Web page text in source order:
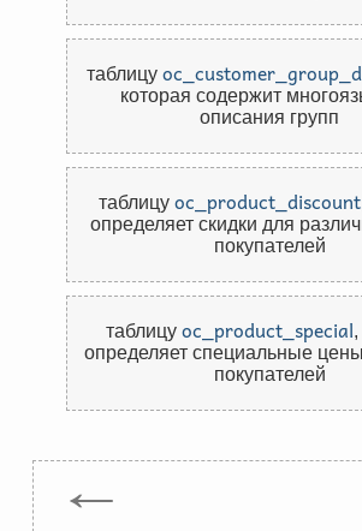
таблицу
которая содержит
описания групп
таблицу oc_product_discount
определяет скидки для
покупателей
таблицу oc_product_special,
определяет специальные
покупателей
←